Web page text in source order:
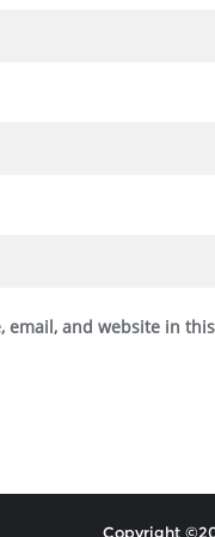
email, and website in
Copyright